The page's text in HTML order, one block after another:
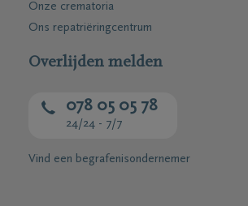
Onze crematoria
Ons repatriëringcentrum
Overlijden melden
078 05 05 78
24/24 - 7/7
Vind een begrafenisondernemer